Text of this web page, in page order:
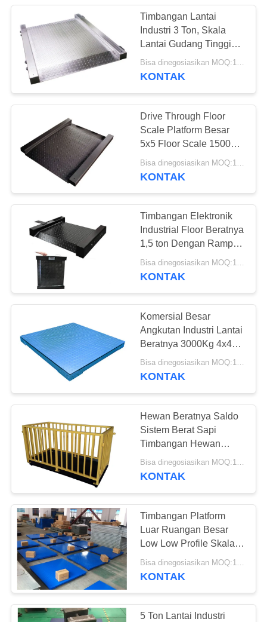
HUBUNGI
KAMI
PERMINTAAN
PENAWARAN
SITEMAP
PRIVACY
POLICY
Jembatan timbang
portabel
Timbangan
Timbangan Lantai
Industri
45
Timbangan Platform
Bench
Timbangan Gandar
Truk
16
Sistem
Penimbangan
Kendaraan
Timbangan Lantai
Industri 3 Ton, Skala
Lantai Gudang Tinggi
Platform 65mm
Bisa dinegosiasikan MOQ:10 set
KONTAK
Drive Through Floor
Scale Platform Besar
5x5 Floor Scale 15000
Lb Tahan Air
KONTAK
Timbangan Elektronik
Industrial Floor Beratnya
1,5 ton Dengan Ramp
Roll
Bisa dinegosiasikan MOQ:10 set
KONTAK
Komersial Besar
Angkutan Industri Lantai
Beratnya 3000Kg 4x4m
Baja Karbon
Bisa dinegosiasikan MOQ:1 Set
KONTAK
Hewan Beratnya Saldo
Sistem Berat Sapi
Timbangan Hewan
Ternak Digital 2x2M
Bisa dinegosiasikan MOQ:1 Set
KONTAK
Timbangan Platform
Luar Ruangan Besar
Low Low Profile Skala
Pallet Lantai Industri
KONTAK
5 Ton Lantai Industri